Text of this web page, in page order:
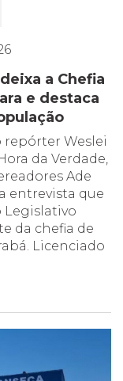
a Chefia
e destaca
repórter Weslei
da Verdade,
Ade
entrevista que
Legislativo
da chefia de
Licenciado